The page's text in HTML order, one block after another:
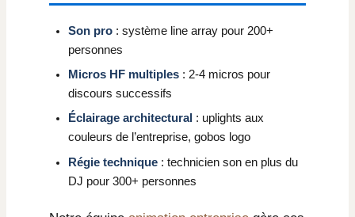
Son pro: système line array pour 200+
personnes
Micros HF multiples: 2-4 micros pour
discours successifs
Éclairage architectural : uplights aux
couleurs de l’entreprise, gobos logo
Régie technique: technicien son en plus du
DJ pour 300+ personnes